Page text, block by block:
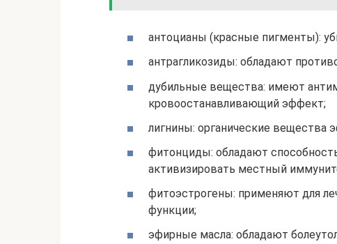
антоцианы (красные пигменты):
антрагликозиды: обладают
дубильные вещества: имеют
кровоостанавливающий эффект;
лигнины: органические вещества
фитонциды: обладают
активизировать местный
фитоэстрогены: применяют для
функции;
эфирные масла: обладают